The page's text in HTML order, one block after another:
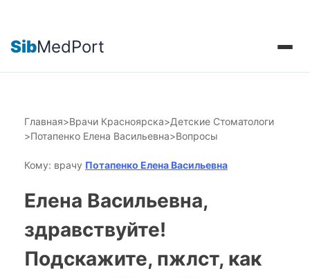
SibMedPort
Главная>Врачи Красноярска>Детские Стоматологи
>Потапенко Елена Васильевна>Вопросы
Кому: врачу Потапенко Елена Васильевна
Елена Васильевна,
здравствуйте!
Подскажите, пжлст, как